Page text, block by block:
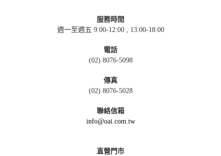
服務時間
週一至週五 9:00-12:00 , 13:00-18:00
電話
(02) 8076-5098
傳真
(02) 8076-5028
聯絡信箱
info@oai.com.tw
直營門市